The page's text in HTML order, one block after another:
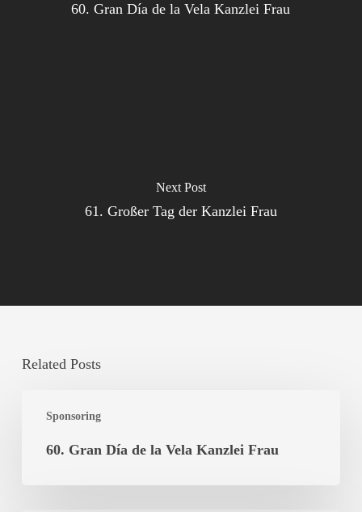
60. Gran Día de la Vela Kanzlei Frau
Next Post
61. Großer Tag der Kanzlei Frau
Related Posts
Sponsoring
60. Gran Día de la Vela Kanzlei Frau